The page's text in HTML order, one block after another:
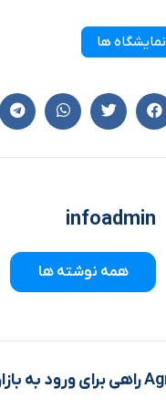
نمایشگاه ها
infoadmin
همه نوشته ها